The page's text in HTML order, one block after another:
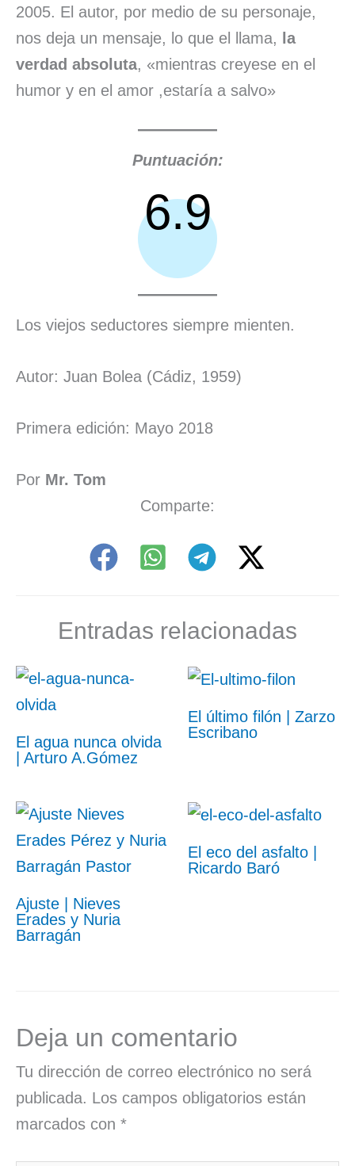
2005. El autor, por medio de su personaje,
nos deja un mensaje, lo que el llama,
la
verdad absoluta, «mientras creyese en el
humor y en el amor ,estaría a salvo»
Puntuación:
6.9
Los viejos seductores siempre mienten.
Autor: Juan Bolea (Cádiz, 1959)
Primera edición: Mayo 2018
Por Mr. Tom
Comparte:
Entradas relacionadas
El agua nunca olvida
| Arturo A.Gómez
El último filón | Zarzo
Escribano
Ajuste | Nieves
Erades y Nuria
Barragán
El eco del asfalto |
Ricardo Baró
Deja un comentario
Tu dirección de correo electrónico no será
publicada. Los campos obligatorios están
marcados con *